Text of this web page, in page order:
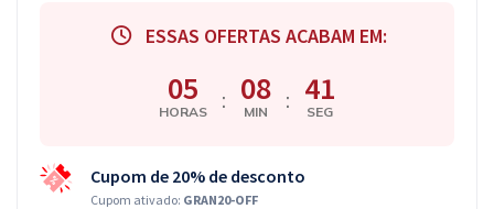
ESSAS OFERTAS ACABAM EM:
05
HORAS : 08
MIN : 40
SEG
Cupom de 20% de desconto
Cupom ativado: GRAN20-OFF